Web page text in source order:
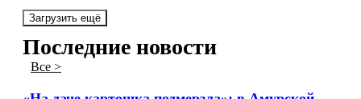
Загрузить ещё
Последние новости
Все >